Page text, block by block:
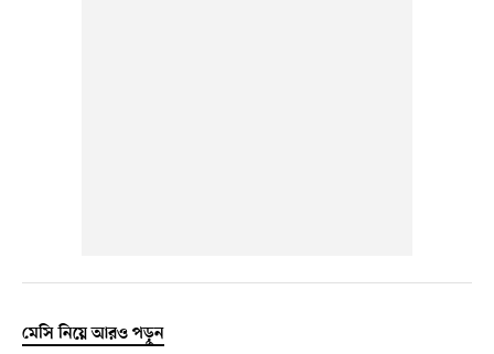
মেসি নিয়ে আরও পড়ুন